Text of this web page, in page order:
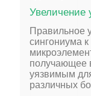
Увеличение
Правильное
сингониума
получающее
уязвимым
различных